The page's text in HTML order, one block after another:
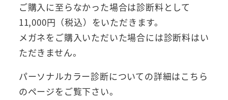
ご購入に至らなかった場合は診断料として
11,000円（税込）をいただきます。
メガネをご購入いただいた場合には診断料はい
ただきません。
パーソナルカラー診断についての詳細はこちら
のページをご覧下さい。